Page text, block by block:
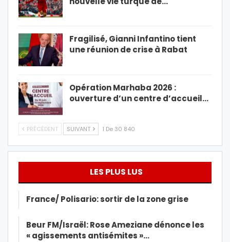
Fragilisé, Gianni Infantino tient
une réunion de crise à Rabat
Opération Marhaba 2026 :
ouverture d’un centre d’accueil…
PRÉCÉDENT SUIVANT 1 De 30 840
LES PLUS LUS
France/ Polisario: sortir de la zone grise
Beur FM/Israël: Rose Ameziane dénonce les
« agissements antisémites »…